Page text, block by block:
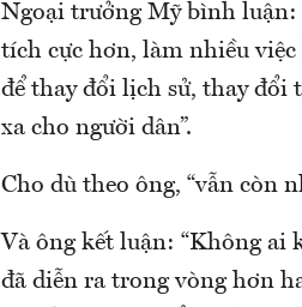
Ngoại trưởng Mỹ bình luận:
tích cực hơn, làm nhiều
để thay đổi lịch sử, thay đổi
xa cho người dân”.
Cho dù theo ông, “vẫn còn
Và ông kết luận: “Không ai
đã diễn ra trong vòng hơn